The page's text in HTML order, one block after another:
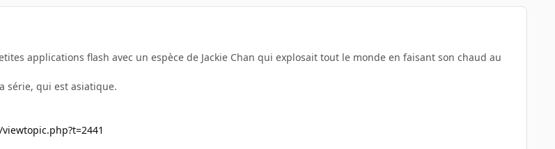
applications flash avec un espèce de Jackie Chan qui explosait tout le monde en faisant son chaud au
série, qui est asiatique.